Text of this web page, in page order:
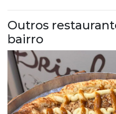
Outros
bairro